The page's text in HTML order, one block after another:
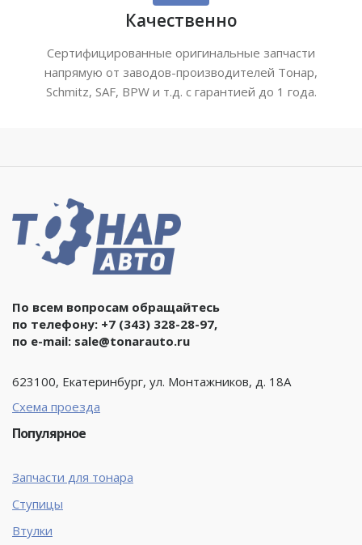
Качественно
Сертифицированные оригинальные запчасти
напрямую от заводов-производителей Тонар,
Schmitz, SAF, BPW и т.д. с гарантией до 1 года.
По всем вопросам обращайтесь
по телефону: +7 (343) 328-28-97,
по e-mail: sale@tonarauto.ru
623100, Екатеринбург, ул. Монтажников, д. 18А
Схема проезда
Популярное
Запчасти для тонара
Ступицы
Втулки